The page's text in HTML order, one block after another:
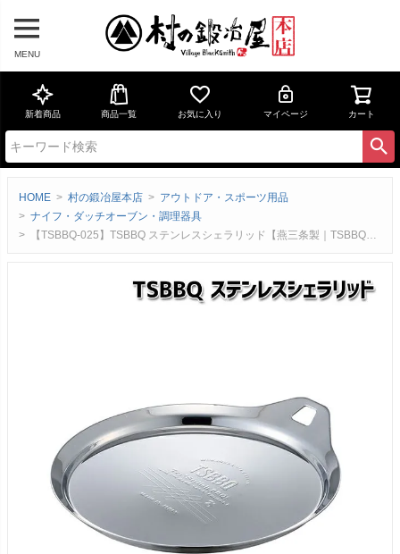
MENU
新着商品 商品一覧 お気に入り マイページ カート
HOME 村の鍛冶屋本店
アウトドア・スポーツ用品
ナイフ・ダッチオーブン・調理器具
【TSBBQ-025】TSBBQ ステンレスシェラリッド【燕三条製｜TSBBQ】カップ、クッカー、ストレーナーのフタに浅皿としても使用可